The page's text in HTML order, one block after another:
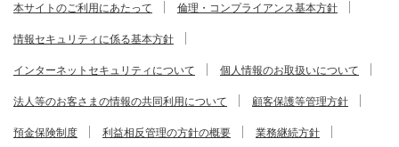
本サイトのご利用にあたって 倫理・コンプライアンス基本方針
情報セキュリティに係る基本方針
インターネットセキュリティについて 個人情報のお取扱いについて
法人等のお客さまの情報の共同利用について 顧客保護等管理方針
預金保険制度 利益相反管理の方針の概要 業務継続方針